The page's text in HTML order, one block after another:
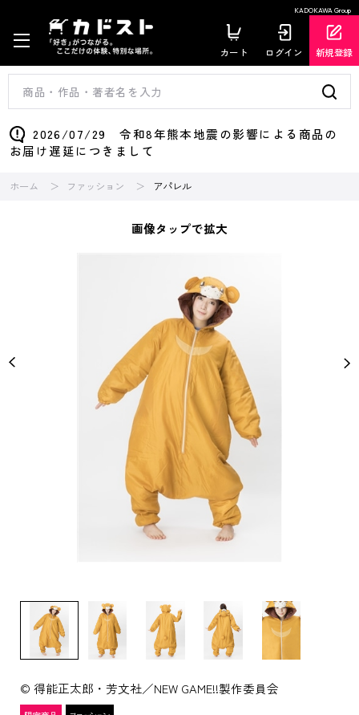
KADOKAWA Group
カート ログイン 新規登録
2026/07/29 令和8年熊本地震の影響による商品の
お届け遅延につきまして
ホーム ファッション アパレル
画像タップで拡大
© 得能正太郎・芳文社／NEW GAME!!製作委員会